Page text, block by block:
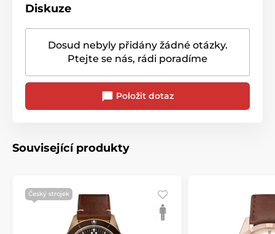
Diskuze
Dosud nebyly přidány žádné otázky.
Ptejte se nás, rádi poradíme
Položit dotaz
Související produkty
Český strojek